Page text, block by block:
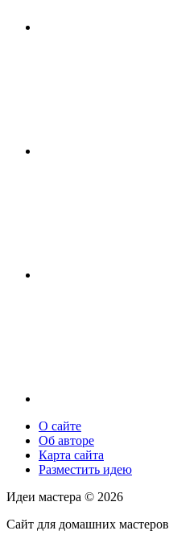
О сайте
Об авторе
Карта сайта
Разместить идею
Идеи мастера © 2026
Сайт для домашних мастеров